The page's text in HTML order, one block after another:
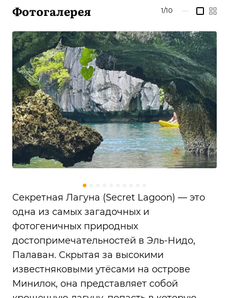
Фотогалерея 1/10 —
Секретная Лагуна (Secret Lagoon) — это
одна из самых загадочных и
фотогеничных природных
достопримечательностей в Эль-Нидо,
Палаван. Скрытая за высокими
известняковыми утёсами на острове
Минилок, она представляет собой